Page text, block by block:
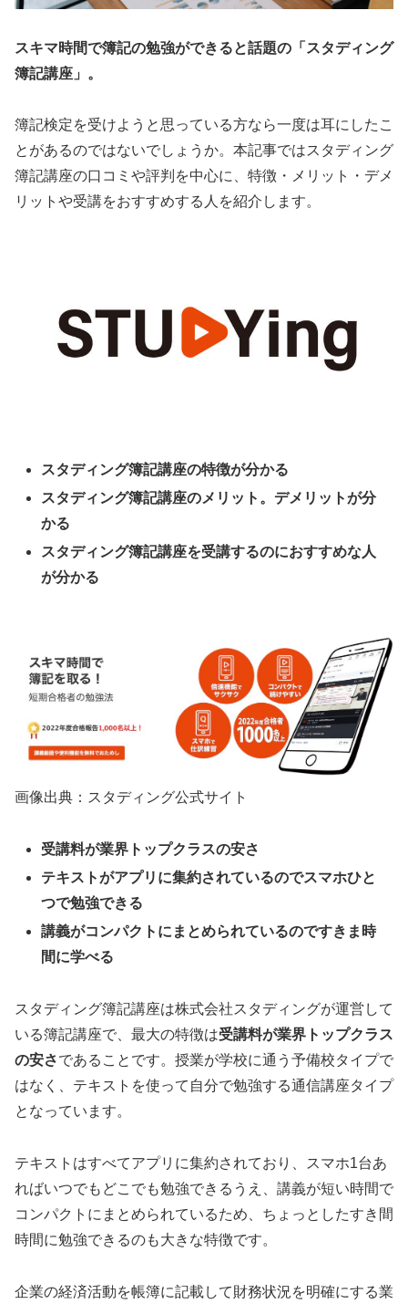
スキマ時間で簿記の勉強ができると話題の「スタディング
簿記講座」。
簿記検定を受けようと思っている方なら一度は耳にしたこ
とがあるのではないでしょうか。本記事ではスタディング
簿記講座の口コミや評判を中心に、特徴・メリット・デメ
リットや受講をおすすめする人を紹介します。
スタディング簿記講座の特徴が分かる
スタディング簿記講座のメリット。デメリットが分
かる
スタディング簿記講座を受講するのにおすすめな人
が分かる
画像出典：スタディング公式サイト
受講料が業界トップクラスの安さ
テキストがアプリに集約されているのでスマホひと
つで勉強できる
講義がコンパクトにまとめられているのですきま時
間に学べる
スタディング簿記講座は株式会社スタディングが運営して
いる簿記講座で、最大の特徴は受講料が業界トップクラス
の安さであることです。授業が学校に通う予備校タイプで
はなく、テキストを使って自分で勉強する通信講座タイプ
となっています。
テキストはすべてアプリに集約されており、スマホ1台あ
ればいつでもどこでも勉強できるうえ、講義が短い時間で
コンパクトにまとめられているため、ちょっとしたすき間
時間に勉強できるのも大きな特徴です。
企業の経済活動を帳簿に記載して財務状況を明確にする業